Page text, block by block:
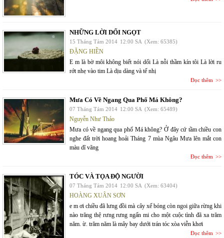
NHỮNG LỜI DỐI NGỌT
15 Tháng Tám 2014 12:00 SA (Xem: 65385)
ĐẶNG HIỀN
E m là bờ môi không biết nói dối Là nỗi thầm kín tôi Là lời ru
rớt nhẹ vào tim Là dịu dàng và tế nhị
Đọc thêm
Mưa Có Về Ngang Qua Phố Má Không?
07 Tháng Tám 2014 12:00 SA (Xem: 65489)
Nguyễn Như Thảo
Mưa có về ngang qua phố Má không? Ở đây cứ tầm chiều con
nghe đất trời hoang hoải Tháng 7 mùa Ngâu Mưa lên mắt con
màu dĩ vãng
Đọc thêm
TÓC VÀ TỌA ĐỘ NGƯỜI
07 Tháng Tám 2014 12:00 SA (Xem: 63404)
HOÀNG XUÂN SƠN
e m ơi chiều đã lưng đồi mà cây xế bóng còn ngoi giữa rừng khi
nào trăng thệ rưng rưng ngấn mi cho một cuộc tình đã xa trăm
năm. ừ. trăm năm là mây bay dưới trán tóc xòa viễn khơi
Đọc thêm